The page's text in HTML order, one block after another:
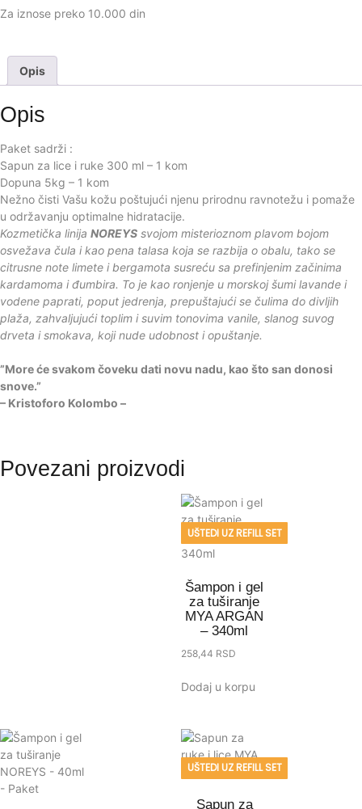
Za iznose preko 10.000 din
Opis
Opis
Paket sadrži :
Sapun za lice i ruke 300 ml – 1 kom
Dopuna 5kg – 1 kom
Nežno čisti Vašu kožu poštujući njenu prirodnu ravnotežu i pomaže
u održavanju optimalne hidratacije.
Kozmetička linija NOREYS svojom misterioznom plavom bojom
osvežava čula i kao pena talasa koja se razbija o obalu, tako se
citrusne note limete i bergamota susreću sa prefinjenim začinima
kardamoma i đumbira. To je kao ronjenje u morskoj šumi lavande i
vodene paprati, poput jedrenja, prepuštajući se čulima do divljih
plaža, zahvaljujući toplim i suvim tonovima vanile, slanog suvog
drveta i smokava, koji nude udobnost i opuštanje.
”More će svakom čoveku dati novu nadu, kao što san donosi
snove.”
– Kristoforo Kolombo –
Povezani proizvodi
UŠTEDI UZ REFILL SET
Šampon i gel
za tuširanje
MYA ARGAN
– 340ml
258,44 RSD
Dodaj u korpu
UŠTEDI UZ REFILL SET
Sapun za